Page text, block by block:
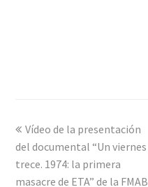
previous
post:
Vídeo de la presentación
del documental “Un viernes
trece. 1974: la primera
masacre de ETA” de la FMAB